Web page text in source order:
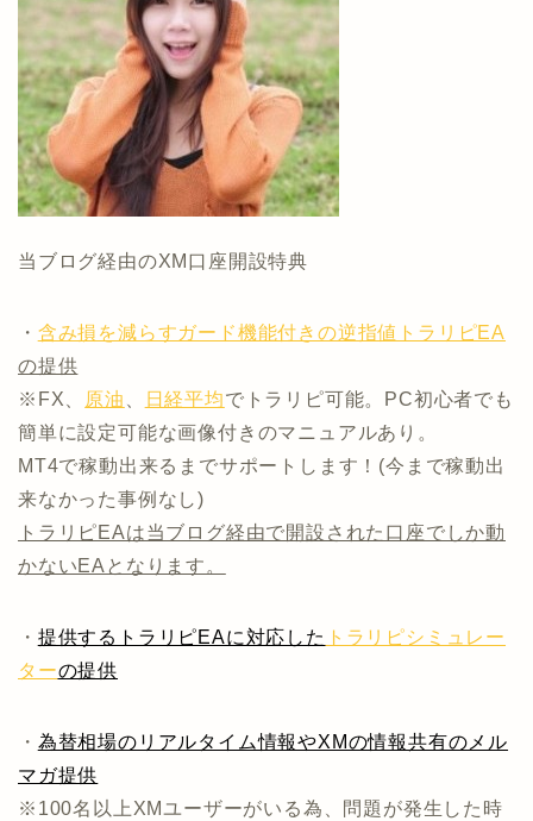
当ブログ経由のXM口座開設特典
・ 含み損を減らすガード機能付きの逆指値トラリピEA
の提供
※FX、
原油 日経平均でトラリピ可能。PC初心者でも
簡単に設定可能な画像付きのマニュアルあり。
MT4で稼動出来るまでサポートします！(今まで稼動出
来なかった事例なし)
トラリピEAは当ブログ経由で開設された口座でしか動
かないEAとなります。
・ 提供するトラリピEAに対応した トラリピシミュレー
ターの提供
・ 為替相場のリアルタイム情報やXMの情報共有のメル
マガ提供
※100名以上XMユーザーがいる為、問題が発生した時